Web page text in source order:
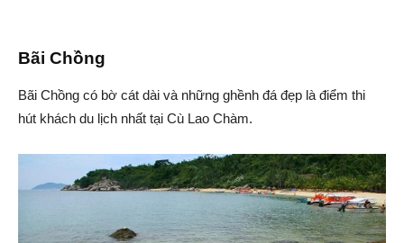
Bãi Chồng
Bãi Chồng có bờ cát dài và những ghềnh đá đẹp là điểm thi
hút khách du lịch nhất tại Cù Lao Chàm.